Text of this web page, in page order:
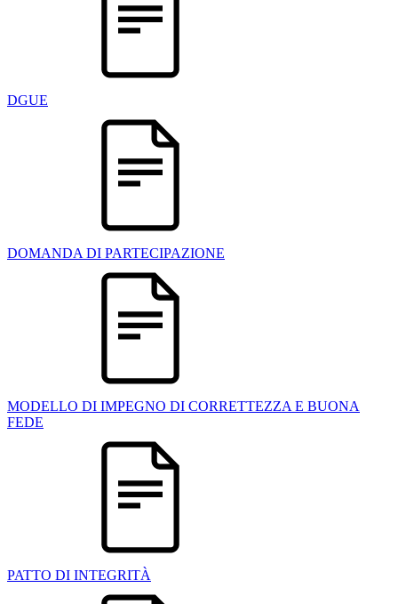
DGUE
DOMANDA DI PARTECIPAZIONE
MODELLO DI IMPEGNO DI CORRETTEZZA E BUONA
FEDE
PATTO DI INTEGRITÀ